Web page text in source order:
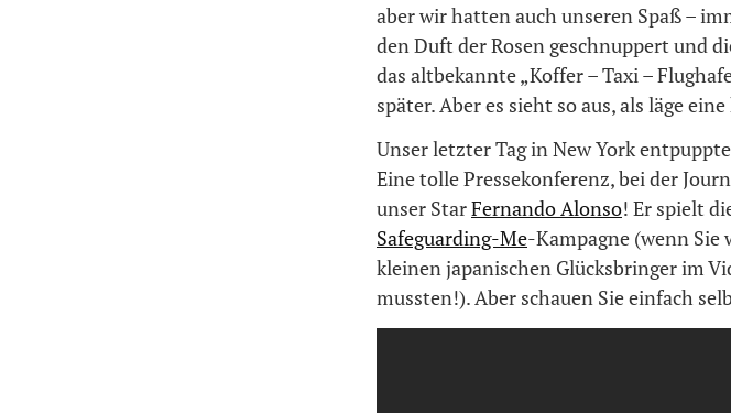
aber wir hatten auch unseren Spaß –
den Duft der Rosen geschnuppert und
das altbekannte „Koffer – Taxi –
später. Aber es sieht so aus, als läge
Unser letzter Tag in New York
Eine tolle Pressekonferenz, bei der
unser StarFernando Alonso! Er spielt
Safeguarding-Me-Kampagne (wenn Sie
kleinen japanischen Glücksbringer im
mussten!). Aber schauen Sie einfach